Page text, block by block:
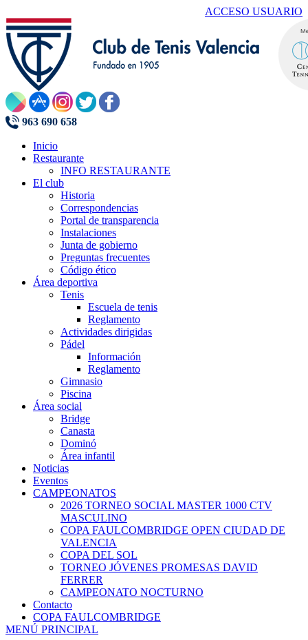
ACCESO USUARIO
963 690 658
Inicio
Restaurante
INFO RESTAURANTE
El club
Historia
Correspondencias
Portal de transparencia
Instalaciones
Junta de gobierno
Preguntas frecuentes
Código ético
Área deportiva
Tenis
Escuela de tenis
Reglamento
Actividades dirigidas
Pádel
Información
Reglamento
Gimnasio
Piscina
Área social
Bridge
Canasta
Dominó
Área infantil
Noticias
Eventos
CAMPEONATOS
2026 TORNEO SOCIAL MASTER 1000 CTV
MASCULINO
COPA FAULCOMBRIDGE OPEN CIUDAD DE
VALENCIA
COPA DEL SOL
TORNEO JÓVENES PROMESAS DAVID
FERRER
CAMPEONATO NOCTURNO
Contacto
COPA FAULCOMBRIDGE
MENÚ PRINCIPAL